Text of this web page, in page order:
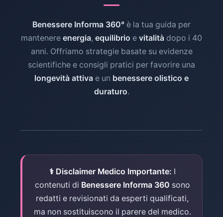
Benessere Informa 360° è la tua guida per
mantenere energia, equilibrio e vitalità dopo i 40
anni. Offriamo strategie basate su evidenze
scientifiche e consigli pratici per favorire una
longevità attiva e un benessere olistico e
duraturo.
⚕ Disclaimer Medico Importante: I
contenuti di Benessere Informa 360 sono
redatti e revisionati da esperti qualificati,
ma non sostituiscono il parere del medico.